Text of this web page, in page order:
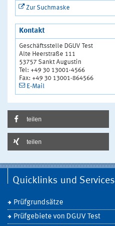
Zur Suchmaske
Kontakt
Geschäftsstelle DGUV Test
Alte Heerstraße 111
53757 Sankt Augustin
Tel: +49 30 13001-4566
Fax: +49 30 13001-864566
E-Mail
teilen
teilen
Quicklinks und Services
Prüfgrundsätze
Prüfgebiete von DGUV Test